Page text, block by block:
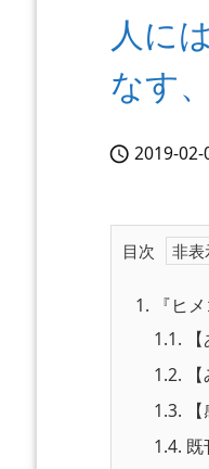
人に
なす
 2019-02-
目次
1. 『ヒ
1.1.
1.2.
1.3.
1.4. 既